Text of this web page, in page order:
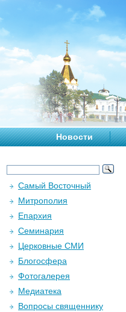
Новости
Самый Восточный
Митрополия
Епархия
Семинария
Церковные СМИ
Блогосфера
Фотогалерея
Медиатека
Вопросы священнику